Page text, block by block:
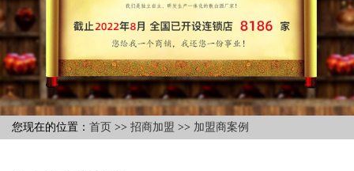
您现在的位置： 首页 >> 招商加盟 >> 加盟商案例